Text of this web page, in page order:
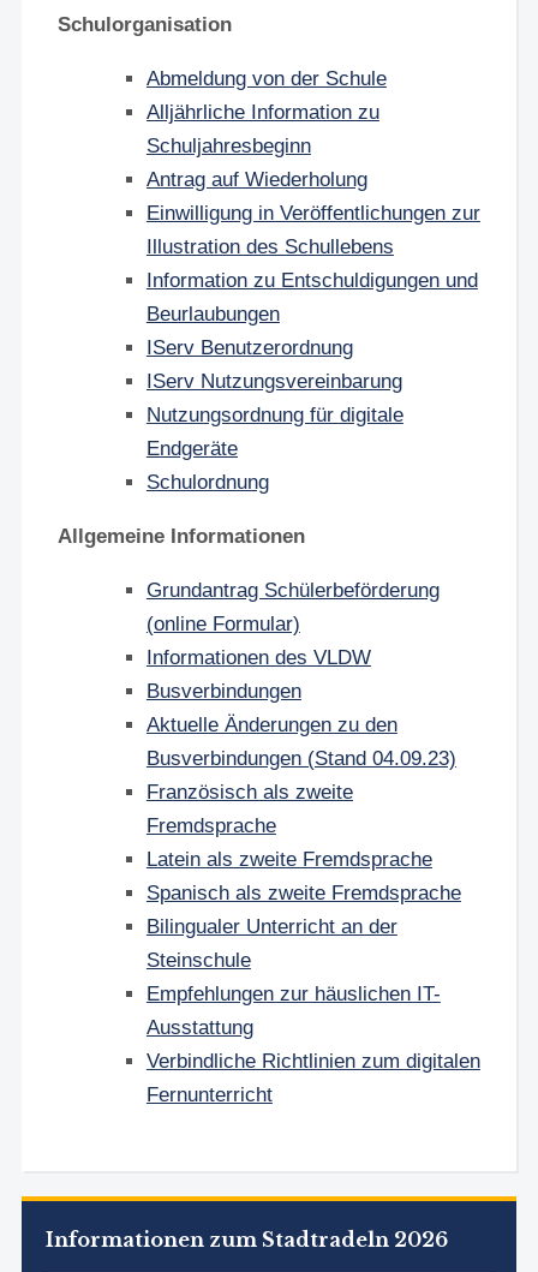
Schulorganisation
Abmeldung von der Schule
Alljährliche Information zu
Schuljahresbeginn
Antrag auf Wiederholung
Einwilligung in Veröffentlichungen zur
Illustration des Schullebens
Information zu Entschuldigungen und
Beurlaubungen
IServ Benutzerordnung
IServ Nutzungsvereinbarung
Nutzungsordnung für digitale
Endgeräte
Schulordnung
Allgemeine Informationen
Grundantrag Schülerbeförderung
(online Formular)
Informationen des VLDW
Busverbindungen
Aktuelle Änderungen zu den
Busverbindungen (Stand 04.09.23)
Französisch als zweite
Fremdsprache
Latein als zweite Fremdsprache
Spanisch als zweite Fremdsprache
Bilingualer Unterricht an der
Steinschule
Empfehlungen zur häuslichen IT-
Ausstattung
Verbindliche Richtlinien zum digitalen
Fernunterricht
Informationen zum Stadtradeln 2026